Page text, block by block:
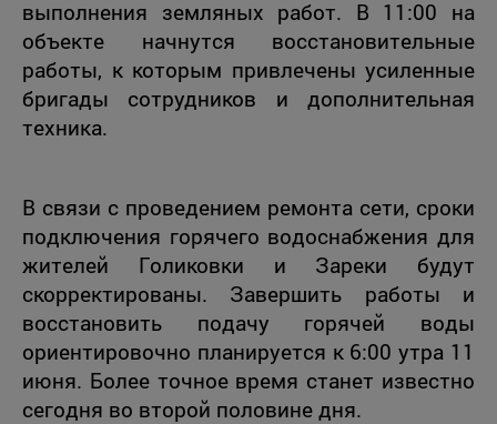
выполнения земляных работ. В 11:00 на
объекте начнутся восстановительные
работы, к которым привлечены усиленные
бригады сотрудников и дополнительная
техника.
В связи с проведением ремонта сети, сроки
подключения горячего водоснабжения для
жителей Голиковки и Зареки будут
скорректированы. Завершить работы и
восстановить подачу горячей воды
ориентировочно планируется к 6:00 утра 11
июня. Более точное время станет известно
сегодня во второй половине дня.